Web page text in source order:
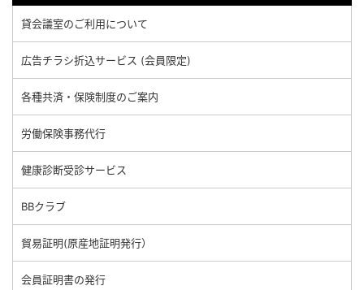
貸会議室のご利用について
広告チラシ折込サービス (会員限定)
各種共済・保険制度のご案内
労働保険事務代行
健康診断受診サービス
BBクラブ
貿易証明(原産地証明発行）
会員証明書の発行